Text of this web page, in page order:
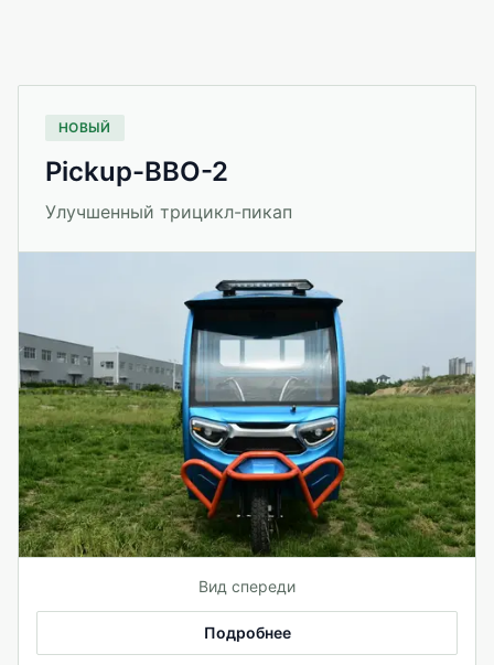
НОВЫЙ
Pickup-BBO-2
Улучшенный трицикл-пикап
Вид спереди
Подробнее